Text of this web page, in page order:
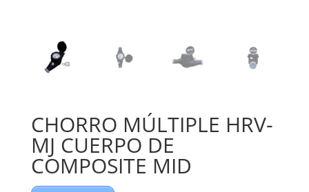
CHORRO MÚLTIPLE HRV-
MJ CUERPO DE
COMPOSITE MID